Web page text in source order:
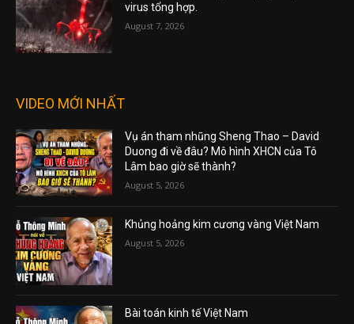
virus tổng hợp.
August 7, 2026
VIDEO MỚI NHẤT
Vụ án tham nhũng Sheng Thao – David
Duong đi về đâu? Mô hình XHCN của Tô
Lâm bao giờ sẽ thành?
August 5, 2026
Khủng hoảng kim cương vàng Việt Nam
August 5, 2026
Bài toán kinh tế Việt Nam